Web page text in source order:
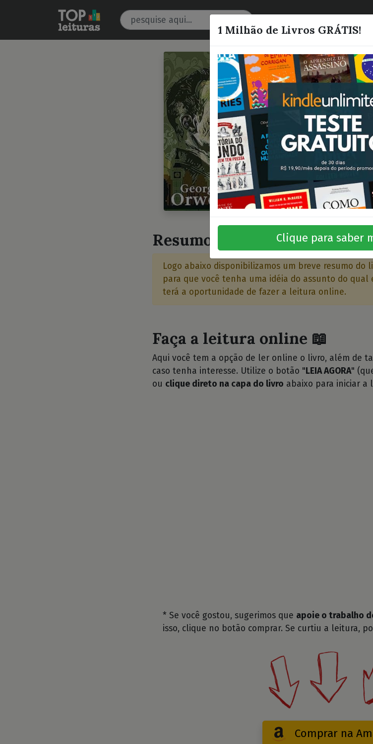
Um
favor
Orwell, George
Quero
Resumo do livro 🤔
Logo abaixo disponibilizamos um breve resumo do
para que você tenha uma idéia do assunto do
terá a oportunidade de fazer a leitura online.
Faça a leitura online 📖
Aqui você tem a opção de ler online o livro, além de
caso tenha interesse. Utilize o botão " LEIA AGORA"
ou clique direto na capa do livro abaixo para iniciar a
* Se você gostou, sugerimos que apoie o trabalho
isso, clique no botão comprar. Se curtiu a leitura,
Comprar na
1 Milhão de Livros GRÁTIS!
Clique para saber